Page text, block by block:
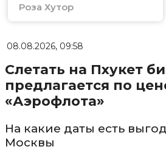
Роза Хутор
08.08.2026, 09:58
Слетать на Пхукет
предлагается по
«Аэрофлота»
На какие даты есть
Москвы